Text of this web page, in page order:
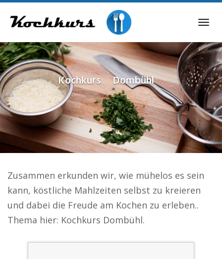
content
Kochkurs Dombühl
Zusammen erkunden wir, wie mühelos es sein
kann, köstliche Mahlzeiten selbst zu kreieren
und dabei die Freude am Kochen zu erleben..
Thema hier: Kochkurs Dombühl.